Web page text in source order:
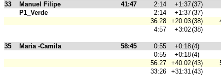
33 Manuel Filipe 41:47 2:14 +1:37(37)
P1_Verde
2:14 +1:37(37)
36:28
+20:03(38)
4:57
+3:02(38)
35 Maria -Camila 58:45 0:55 +0:18(4)
0:55
+0:18(4)
56:27
+40:02(43)
33:26
+31:31(43)